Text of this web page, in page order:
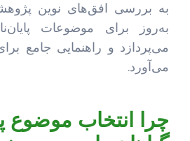
به بررسی افق‌های نوین
به‌روز برای موضوعات
می‌پردازد و راهنمایی جامع
می‌آورد.
چرا انتخاب موضوع